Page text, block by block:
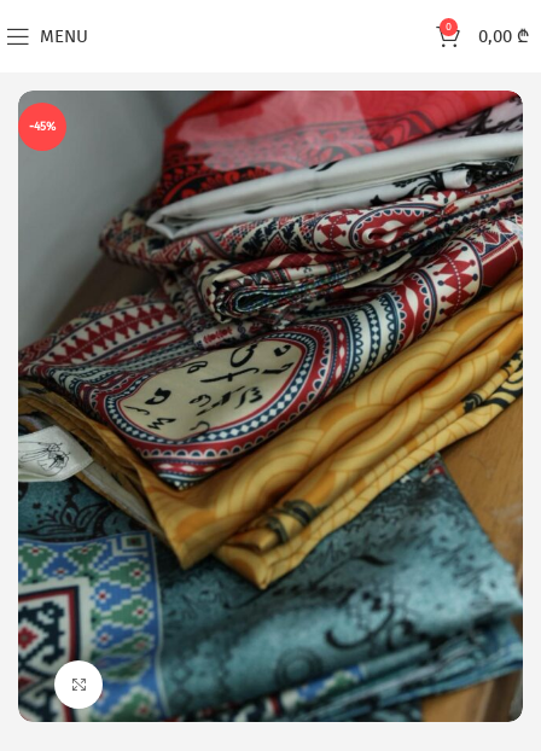
MENU 0 0,00 ₾
-45%
Click to enlarge